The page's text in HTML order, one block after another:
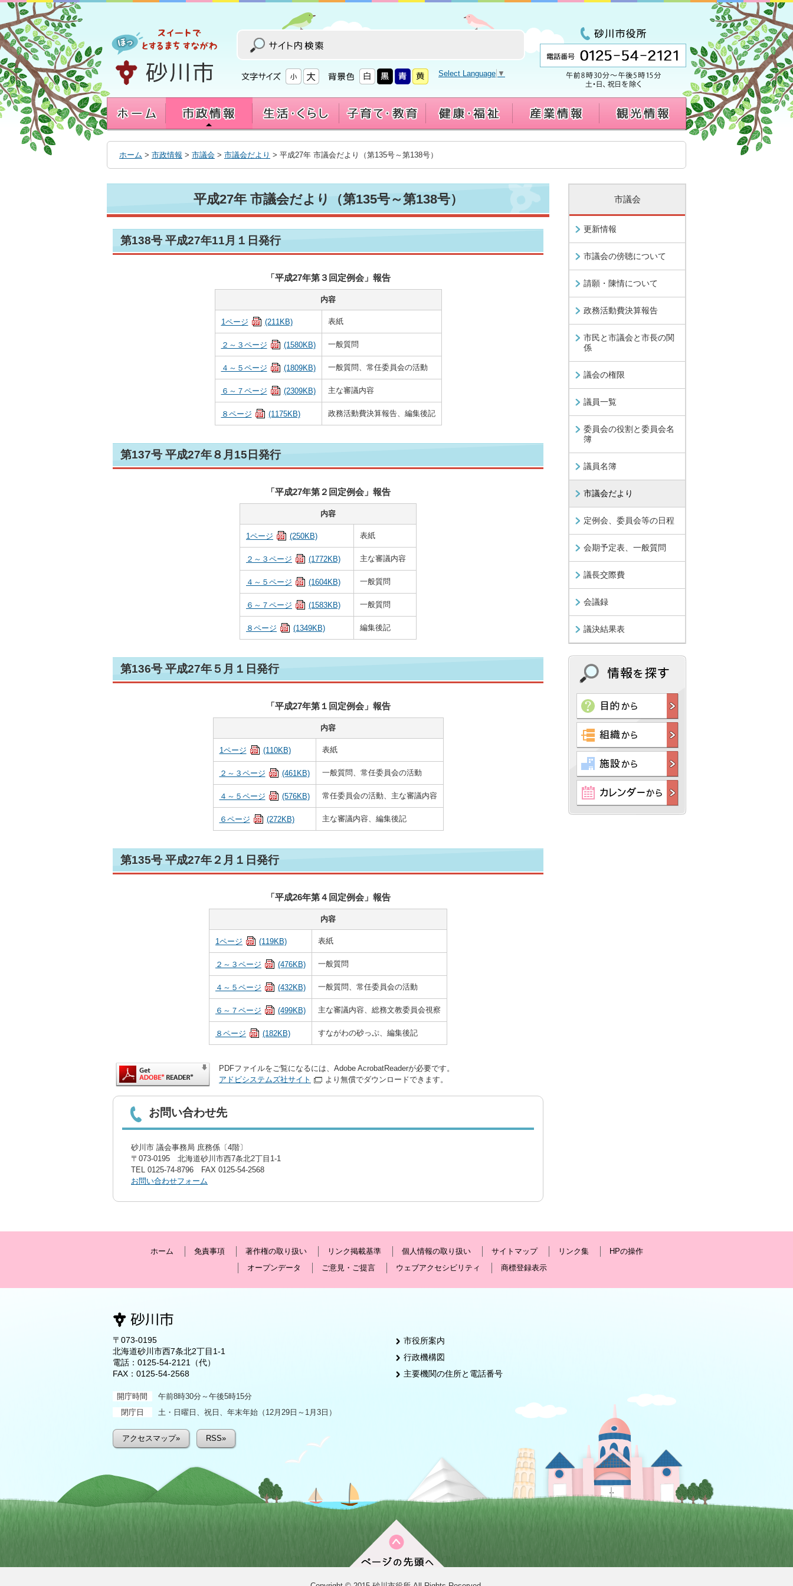
へ
移
動
す
る
Select Language ▼
ホーム > 市政情報 > 市議会 > 市議会だより > 平成27年 市議会だより（第135号～第138号）
平成27年 市議会だより（第135号～第138号）
第138号 平成27年11月１日発行
「平成27年第３回定例会」報告
内容
1ページ (211KB) 表紙
２～３ページ (1580KB) 一般質問
４～５ページ (1809KB) 一般質問、常任委員会の活動
６～７ページ (2309KB) 主な審議内容
８ページ (1175KB) 政務活動費決算報告、編集後記
第137号 平成27年８月15日発行
「平成27年第２回定例会」報告
内容
1ページ (250KB) 表紙
２～３ページ (1772KB) 主な審議内容
４～５ページ (1604KB) 一般質問
６～７ページ (1583KB) 一般質問
８ページ (1349KB) 編集後記
第136号 平成27年５月１日発行
「平成27年第１回定例会」報告
内容
1ページ (110KB) 表紙
２～３ページ (461KB) 一般質問、常任委員会の活動
４～５ページ (576KB) 常任委員会の活動、主な審議内容
６ページ (272KB) 主な審議内容、編集後記
第135号 平成27年２月１日発行
「平成26年第４回定例会」報告
内容
1ページ (119KB) 表紙
２～３ページ (476KB) 一般質問
４～５ページ (432KB) 一般質問、常任委員会の活動
６～７ページ (499KB) 主な審議内容、総務文教委員会視察
８ページ (182KB) すながわの砂っぷ、編集後記
PDFファイルをご覧になるには、Adobe AcrobatReaderが必要です。
アドビシステムズ社サイト
より無償でダウンロードできます。
お問い合わせ先
砂川市 議会事務局 庶務係〔4階〕
〒073-0195 北海道砂川市西7条北2丁目1-1
TEL 0125-74-8796 FAX 0125-54-2568
お問い合わせフォーム
市議会
更新情報
市議会の傍聴について
請願・陳情について
政務活動費決算報告
市民と市議会と市長の関
係
議会の権限
議員一覧
委員会の役割と委員会名
簿
議員名簿
市議会だより
定例会、委員会等の日程
会期予定表、一般質問
議長交際費
会議録
議決結果表
ホーム 免責事項 著作権の取り扱い リンク掲載基準 個人情報の取り扱い サイトマップ リンク集
HPの操作
オープンデータ
ご意見・ご提言 ウェブアクセシビリティ 商標登録表示
〒073-0195
北海道砂川市西7条北2丁目1-1
電話： 0125-54-2121
（代）
FAX：0125-54-2568
開庁時間
午前8時30分～午後5時15分
閉庁日
土・日曜日、祝日、年末年始（12月29日～1月3日）
アクセスマップ» RSS»
市役所案内
行政機構図
主要機関の住所と電話番号